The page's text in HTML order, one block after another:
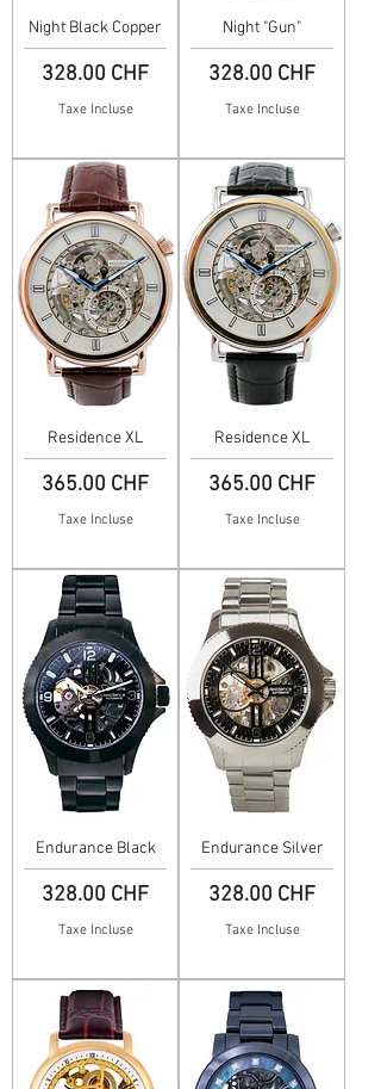
Night Black Copper
Prix
328.00 CHF
Taxe Incluse
Night "Gun"
Prix
328.00 CHF
Taxe Incluse
Residence XL
Prix
365.00 CHF
Taxe Incluse
Residence XL
Prix
365.00 CHF
Taxe Incluse
Endurance Black
Prix
328.00 CHF
Taxe Incluse
Endurance Silver
Prix
328.00 CHF
Taxe Incluse